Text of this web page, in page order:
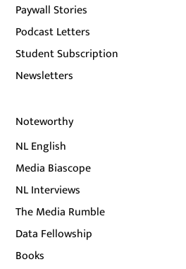
Paywall Stories
Podcast Letters
Student Subscription
Newsletters
Noteworthy
NL English
Media Biascope
NL Interviews
The Media Rumble
Data Fellowship
Books